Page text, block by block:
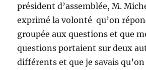
président d’assemblée, M.
exprimé la volonté qu’on
groupée aux questions et que
questions portaient sur deux
différents et que je savais